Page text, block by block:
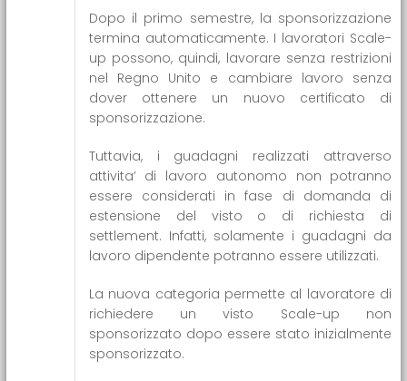
Dopo il primo semestre, la sponsorizzazione
termina automaticamente. I lavoratori Scale-
up possono, quindi, lavorare senza restrizioni
nel Regno Unito e cambiare lavoro senza
dover ottenere un nuovo certificato di
sponsorizzazione.
Tuttavia, i guadagni realizzati attraverso
attivita’ di lavoro autonomo non potranno
essere considerati in fase di domanda di
estensione del visto o di richiesta di
settlement. Infatti, solamente i guadagni da
lavoro dipendente potranno essere utilizzati.
La nuova categoria permette al lavoratore di
richiedere un visto Scale-up non
sponsorizzato dopo essere stato inizialmente
sponsorizzato.